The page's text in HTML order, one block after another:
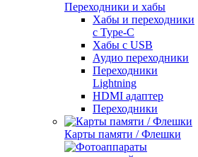
Переходники и хабы
Хабы и переходники
с Type-C
Хабы с USB
Аудио переходники
Переходники
Lightning
HDMI адаптер
Переходники
Карты памяти / Флешки